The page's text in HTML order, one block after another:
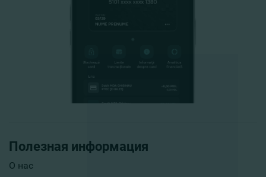
Полезная информация
О нас